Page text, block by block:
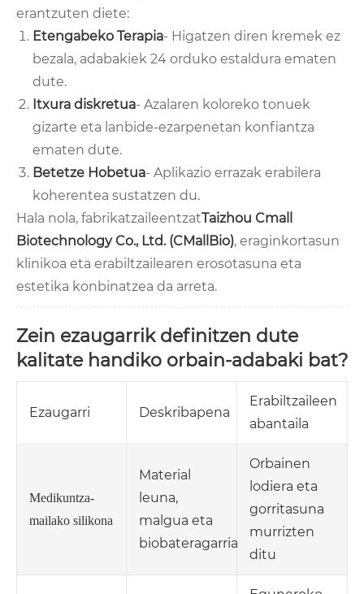
erantzuten diete:
Etengabeko Terapia- Higatzen diren kremek ez
bezala, adabakiek 24 orduko estaldura ematen
dute.
Itxura diskretua- Azalaren koloreko tonuek
gizarte eta lanbide-ezarpenetan konfiantza
ematen dute.
Betetze Hobetua- Aplikazio errazak erabilera
koherentea sustatzen du.
Hala nola, fabrikatzaileentzatTaizhou Cmall
Biotechnology Co., Ltd. (CMallBio), eraginkortasun
klinikoa eta erabiltzailearen erosotasuna eta
estetika konbinatzea da arreta.
Zein ezaugarrik definitzen dute
kalitate handiko orbain-adabaki bat?
Ezaugarri Deskribapena
Erabiltzaileen
abantaila
Medikuntza-
mailako silikona
Material
leuna,
malgua eta
biobateragarria
Orbainen
lodiera eta
gorritasuna
murrizten
ditu